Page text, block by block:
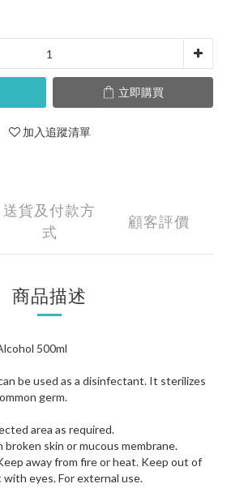
立即購買
加入追蹤清單
送貨及付款方
式
顧客評價
商品描述
500ml
be used as a disinfectant. It sterilizes
germ.
area as required.
skin or mucous membrane.
away from fire or heat. Keep out of
eyes. For external use.